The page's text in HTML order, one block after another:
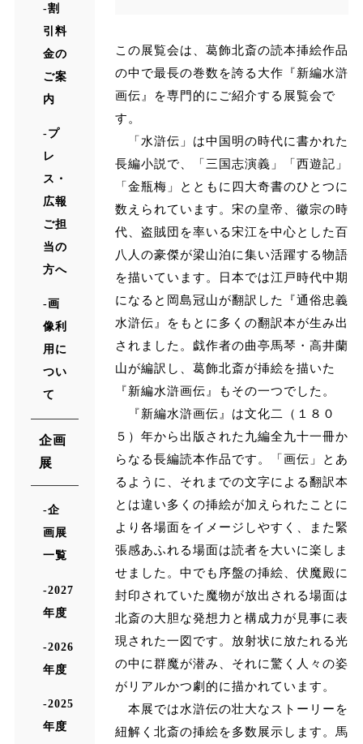
この展覧会は、葛飾北斎の読本挿絵作品
の中で最長の巻数を誇る大作『新編水滸
画伝』を専門的にご紹介する展覧会で
す。
「水滸伝」は中国明の時代に書かれた
長編小説で、「三国志演義」「西遊記」
「金瓶梅」とともに四大奇書のひとつに
数えられています。宋の皇帝、徽宗の時
代、盗賊団を率いる宋江を中心とした百
八人の豪傑が梁山泊に集い活躍する物語
を描いています。日本では江戸時代中期
になると岡島冠山が翻訳した『通俗忠義
水滸伝』をもとに多くの翻訳本が生み出
されました。戯作者の曲亭馬琴・高井蘭
山が編訳し、葛飾北斎が挿絵を描いた
『新編水滸画伝』もその一つでした。
『新編水滸画伝』は文化二（１８０
５）年から出版された九編全九十一冊か
らなる長編読本作品です。「画伝」とあ
るように、それまでの文字による翻訳本
とは違い多くの挿絵が加えられたことに
より各場面をイメージしやすく、また緊
張感あふれる場面は読者を大いに楽しま
せました。中でも序盤の挿絵、伏魔殿に
封印されていた魔物が放出される場面は
北斎の大胆な発想力と構成力が見事に表
現された一図です。放射状に放たれる光
の中に群魔が潜み、それに驚く人々の姿
がリアルかつ劇的に描かれています。
本展では水滸伝の壮大なストーリーを
紐解く北斎の挿絵を多数展示します。馬
割
引料
金の
ご案
内
プ
レ
ス・
広報
ご担
当の
方へ
画
像利
用に
つい
て
企画
展
企
画展
一覧
2027
年度
2026
年度
2025
年度